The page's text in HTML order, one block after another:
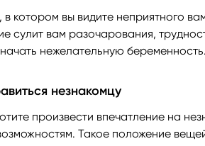
котором вы видите неприятного
сулит вам разочарования,
нежелательную беременность.
незнакомцу
произвести впечатление на
Такое положение